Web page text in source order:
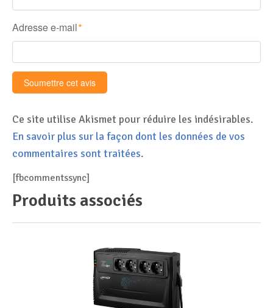
Adresse e-mail *
Ce site utilise Akismet pour réduire les indésirables.
En savoir plus sur la façon dont les données de vos
commentaires sont traitées.
[fbcommentssync]
Produits associés